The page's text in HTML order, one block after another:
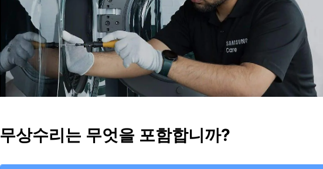
무상수리는 무엇을 포함합니까?